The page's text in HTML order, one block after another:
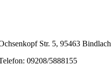
Str. 5, 95463 Bindlach
09208/5888155